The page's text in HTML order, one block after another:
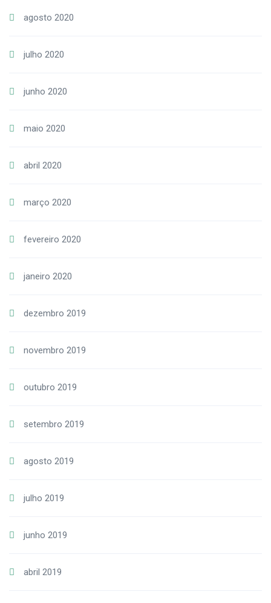
agosto 2020
julho 2020
junho 2020
maio 2020
abril 2020
março 2020
fevereiro 2020
janeiro 2020
dezembro 2019
novembro 2019
outubro 2019
setembro 2019
agosto 2019
julho 2019
junho 2019
abril 2019